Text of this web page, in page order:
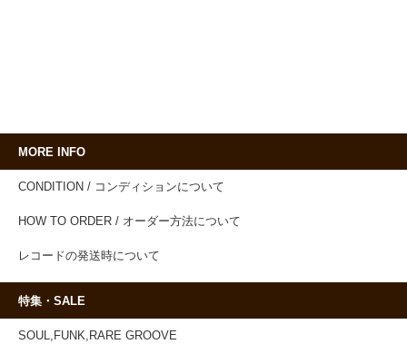
MORE INFO
CONDITION / コンディションについて
HOW TO ORDER / オーダー方法について
レコードの発送時について
特集・SALE
SOUL,FUNK,RARE GROOVE